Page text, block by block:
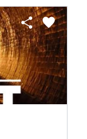
share favorite